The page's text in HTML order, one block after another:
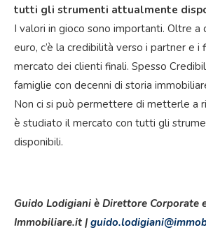
tutti gli strumenti attualmente
I valori in gioco sono importanti. Oltre a
euro, c’è la credibilità verso i partner e i
mercato dei clienti finali. Spesso
famiglie con decenni di storia
Non ci si può permettere di metterle a
è studiato il mercato con tutti gli
disponibili.
Guido Lodigiani è Direttore Corporate
Immobiliare.it |